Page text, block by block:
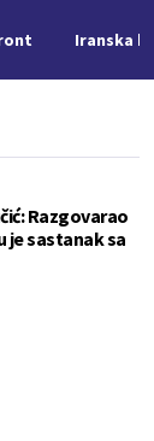
Iranska
Razgovarao
je sastanak sa